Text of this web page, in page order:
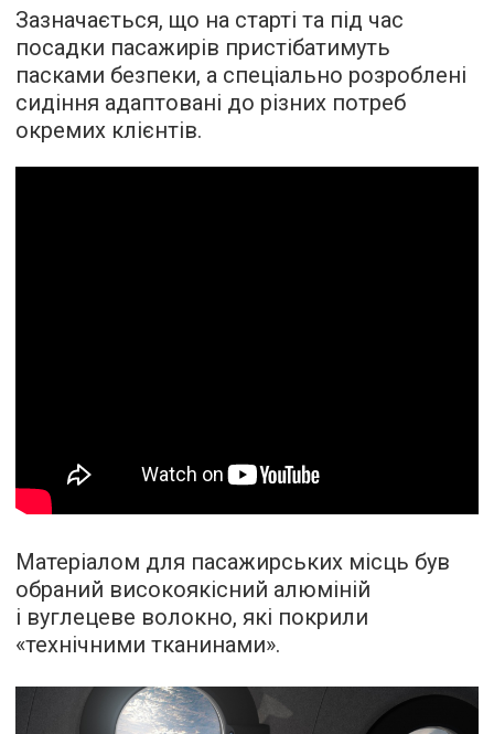
Зазначається, що на старті та під час
посадки пасажирів пристібатимуть
пасками безпеки, а спеціально розроблені
сидіння адаптовані до різних потреб
окремих клієнтів.
Матеріалом для пасажирських місць був
обраний високоякісний алюміній
і вуглецеве волокно, які покрили
«технічними тканинами».